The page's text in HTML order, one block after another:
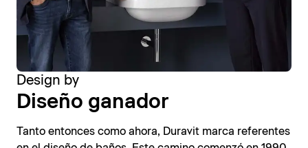
Design by
Diseño ganador
Tanto entonces como ahora, Duravit marca referentes